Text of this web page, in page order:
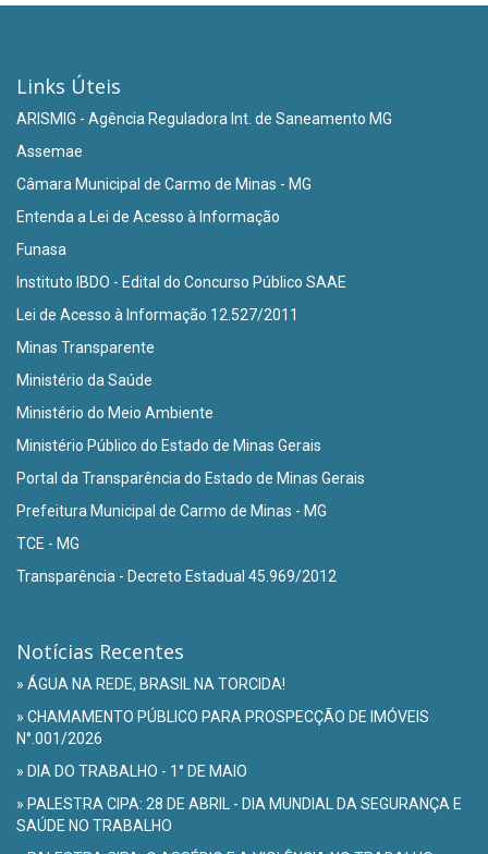
Links Úteis
ARISMIG - Agência Reguladora Int. de Saneamento MG
Assemae
Câmara Municipal de Carmo de Minas - MG
Entenda a Lei de Acesso à Informação
Funasa
Instituto IBDO - Edital do Concurso Público SAAE
Lei de Acesso à Informação 12.527/2011
Minas Transparente
Ministério da Saúde
Ministério do Meio Ambiente
Ministério Público do Estado de Minas Gerais
Portal da Transparência do Estado de Minas Gerais
Prefeitura Municipal de Carmo de Minas - MG
TCE - MG
Transparência - Decreto Estadual 45.969/2012
Notícias Recentes
» ÁGUA NA REDE, BRASIL NA TORCIDA!
» CHAMAMENTO PÚBLICO PARA PROSPECÇÃO DE IMÓVEIS
N°.001/2026
» DIA DO TRABALHO - 1° DE MAIO
» PALESTRA CIPA: 28 DE ABRIL - DIA MUNDIAL DA SEGURANÇA E
SAÚDE NO TRABALHO